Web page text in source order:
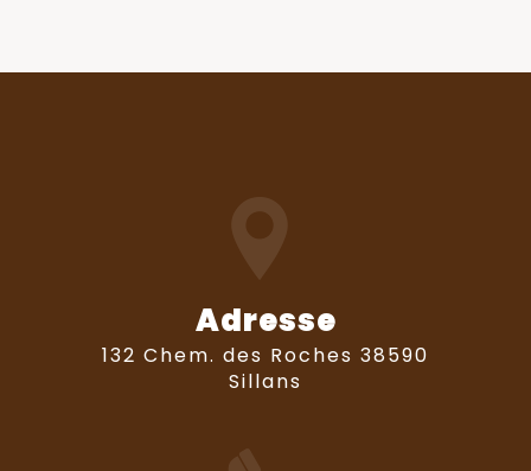
Adresse
132 Chem. des Roches 38590
Sillans